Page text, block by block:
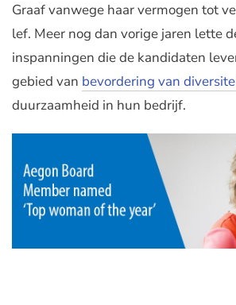
Graaf vanwege haar vermogen tot
lef. Meer nog dan vorige jaren lette
inspanningen die de kandidaten
gebied van bevordering van
duurzaamheid in hun bedrijf.